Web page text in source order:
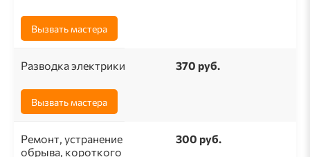
Вызвать мастера
Разводка электрики 370 руб.
Вызвать мастера
Ремонт, устранение
обрыва, короткого
300 руб.